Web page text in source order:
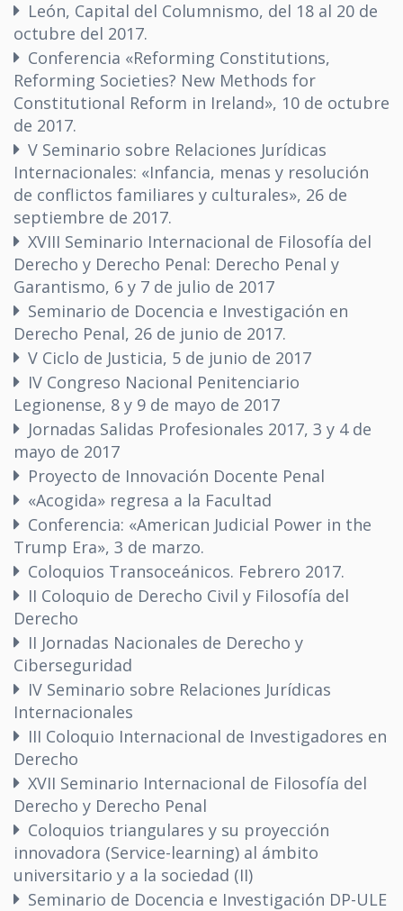
León, Capital del Columnismo, del 18 al 20 de
octubre del 2017.
Conferencia «Reforming Constitutions,
Reforming Societies? New Methods for
Constitutional Reform in Ireland», 10 de octubre
de 2017.
V Seminario sobre Relaciones Jurídicas
Internacionales: «Infancia, menas y resolución
de conflictos familiares y culturales», 26 de
septiembre de 2017.
XVIII Seminario Internacional de Filosofía del
Derecho y Derecho Penal: Derecho Penal y
Garantismo, 6 y 7 de julio de 2017
Seminario de Docencia e Investigación en
Derecho Penal, 26 de junio de 2017.
V Ciclo de Justicia, 5 de junio de 2017
IV Congreso Nacional Penitenciario
Legionense, 8 y 9 de mayo de 2017
Jornadas Salidas Profesionales 2017, 3 y 4 de
mayo de 2017
Proyecto de Innovación Docente Penal
«Acogida» regresa a la Facultad
Conferencia: «American Judicial Power in the
Trump Era», 3 de marzo.
Coloquios Transoceánicos. Febrero 2017.
II Coloquio de Derecho Civil y Filosofía del
Derecho
II Jornadas Nacionales de Derecho y
Ciberseguridad
IV Seminario sobre Relaciones Jurídicas
Internacionales
III Coloquio Internacional de Investigadores en
Derecho
XVII Seminario Internacional de Filosofía del
Derecho y Derecho Penal
Coloquios triangulares y su proyección
innovadora (Service-learning) al ámbito
universitario y a la sociedad (II)
Seminario de Docencia e Investigación DP-ULE